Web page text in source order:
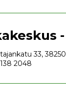
33,
2048